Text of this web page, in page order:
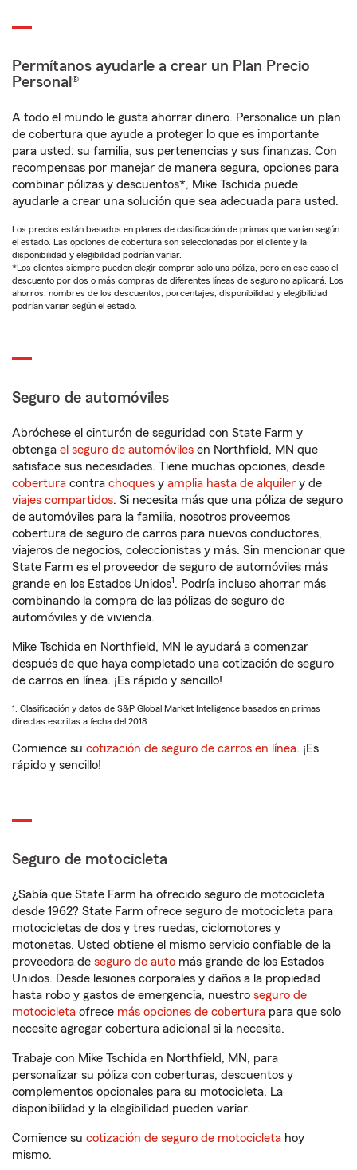
Permítanos ayudarle a crear un Plan Precio
Personal®
A todo el mundo le gusta ahorrar dinero. Personalice un plan
de cobertura que ayude a proteger lo que es importante
para usted: su familia, sus pertenencias y sus finanzas. Con
recompensas por manejar de manera segura, opciones para
combinar pólizas y descuentos*, Mike Tschida puede
ayudarle a crear una solución que sea adecuada para usted.
Los precios están basados en planes de clasificación de primas que varían según
el estado. Las opciones de cobertura son seleccionadas por el cliente y la
disponibilidad y elegibilidad podrían variar.
*Los clientes siempre pueden elegir comprar solo una póliza, pero en ese caso el
descuento por dos o más compras de diferentes líneas de seguro no aplicará. Los
ahorros, nombres de los descuentos, porcentajes, disponibilidad y elegibilidad
podrían variar según el estado.
Seguro de automóviles
Abróchese el cinturón de seguridad con State Farm y
obtenga el seguro de automóviles en Northfield, MN que
satisface sus necesidades. Tiene muchas opciones, desde
cobertura contra choques y amplia hasta de alquiler y de
viajes compartidos. Si necesita más que una póliza de seguro
de automóviles para la familia, nosotros proveemos
cobertura de seguro de carros para nuevos conductores,
viajeros de negocios, coleccionistas y más. Sin mencionar que
State Farm es el proveedor de seguro de automóviles más
grande en los Estados Unidos1. Podría incluso ahorrar más
combinando la compra de las pólizas de seguro de
automóviles y de vivienda.
Mike Tschida en Northfield, MN le ayudará a comenzar
después de que haya completado una cotización de seguro
de carros en línea. ¡Es rápido y sencillo!
1. Clasificación y datos de S&P Global Market Intelligence basados en primas
directas escritas a fecha del 2018.
Comience su cotización de seguro de carros en línea. ¡Es
rápido y sencillo!
Seguro de motocicleta
¿Sabía que State Farm ha ofrecido seguro de motocicleta
desde 1962? State Farm ofrece seguro de motocicleta para
motocicletas de dos y tres ruedas, ciclomotores y
motonetas. Usted obtiene el mismo servicio confiable de la
proveedora de seguro de auto más grande de los Estados
Unidos. Desde lesiones corporales y daños a la propiedad
hasta robo y gastos de emergencia, nuestro seguro de
motocicleta ofrece más opciones de cobertura para que solo
necesite agregar cobertura adicional si la necesita.
Trabaje con Mike Tschida en Northfield, MN, para
personalizar su póliza con coberturas, descuentos y
complementos opcionales para su motocicleta. La
disponibilidad y la elegibilidad pueden variar.
Comience su cotización de seguro de motocicleta hoy
mismo.